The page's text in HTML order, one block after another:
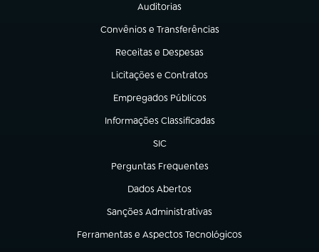
Auditorias
(abre em nova aba)
Convênios e Transferências
(abre em nova aba)
Receitas e Despesas
(abre em nova aba)
Licitações e Contratos
(abre em nova aba)
Empregados Públicos
(abre em nova aba)
Informações Classificadas
(abre em nova aba)
SIC
(abre em nova aba)
Perguntas Frequentes
(abre em nova aba)
Dados Abertos
(abre em nova aba)
Sanções Administrativas
(abre em nova aba)
Ferramentas e Aspectos Tecnológicos
(abre em nova aba)